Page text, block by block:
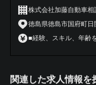
株式会社加藤自動車相
徳島県徳島市国府町日
■経験、スキル、年齢
関連した求人情報を